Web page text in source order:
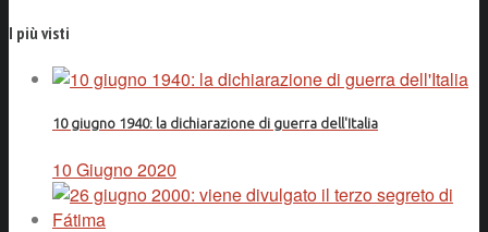
I più visti
10 giugno 1940: la dichiarazione di guerra dell'Italia
10 Giugno 2020